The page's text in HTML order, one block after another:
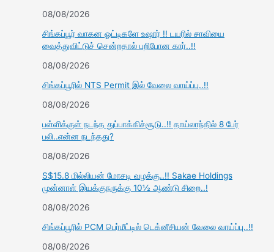
08/08/2026
சிங்கப்பூர் வாகன ஓட்டிகளே உஷார் !! டயரில் சாவியை
வைத்துவிட்டுச் சென்றதால் பறிபோன கார்..!!
08/08/2026
சிங்கப்பூரில் NTS Permit இல் வேலை வாய்ப்பு..!!
08/08/2026
பள்ளிக்குள் நடந்த துப்பாக்கிச்சூடு..!! தாய்லாந்தில் 8 பேர்
பலி..என்ன நடந்தது?
08/08/2026
S$15.8 மில்லியன் மோசடி வழக்கு..!! Sakae Holdings
முன்னாள் இயக்குநருக்கு 10½ ஆண்டு சிறை..!
08/08/2026
சிங்கப்பூரில் PCM பெர்மீட்டில் டெக்னீசியன் வேலை வாய்ப்பு..!!
08/08/2026